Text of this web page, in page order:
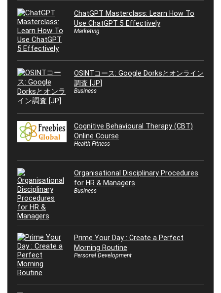
ChatGPT Masterclass: Learn How To
Use ChatGPT 5 Effectively
Marketing
OSINTコース: Google Dorksとオンライン
調査 [JP]
Business
Cognitive Behavioural Therapy (CBT)
Online Course
Health Fitness
Organisational Disciplinary Procedures
for HR & Managers
Business
Prime Your Day : Create a Perfect
Morning Routine
Personal Development